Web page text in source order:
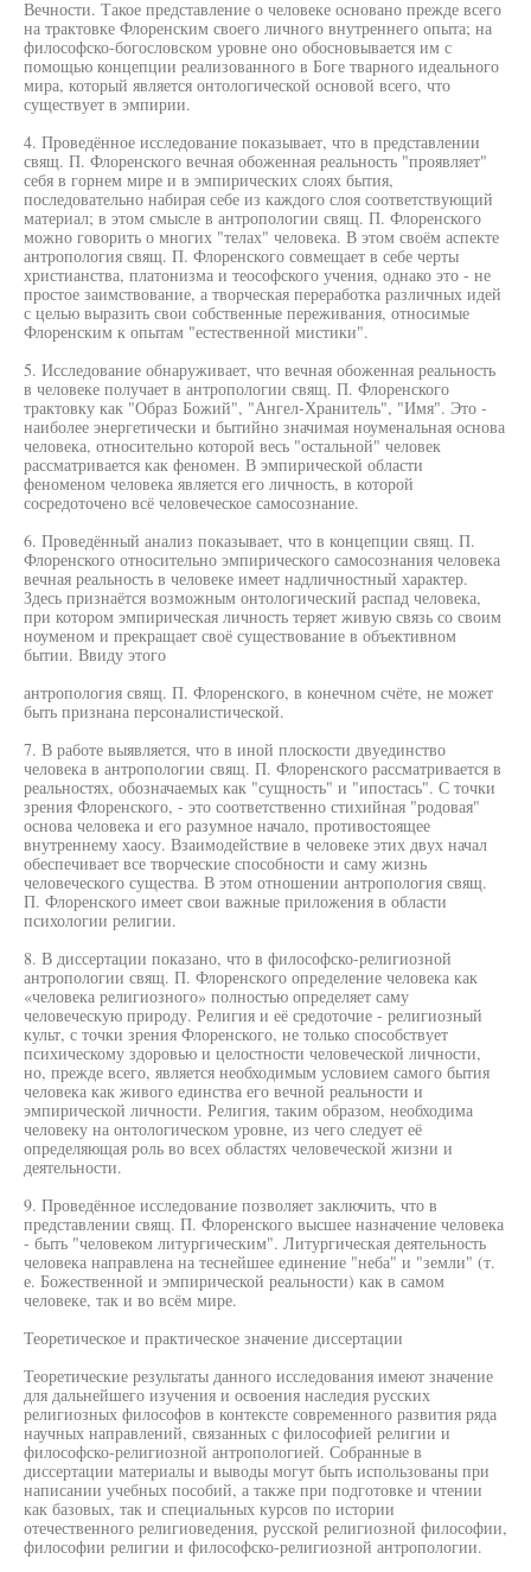
Вечности. Такое представление о человеке основано прежде всего
на трактовке Флоренским своего личного внутреннего опыта; на
философско-богословском уровне оно обосновывается им с
помощью концепции реализованного в Боге тварного идеального
мира, который является онтологической основой всего, что
существует в эмпирии.
4. Проведённое исследование показывает, что в представлении
свящ. П. Флоренского вечная обоженная реальность "проявляет"
себя в горнем мире и в эмпирических слоях бытия,
последовательно набирая себе из каждого слоя соответствующий
материал; в этом смысле в антропологии свящ. П. Флоренского
можно говорить о многих "телах" человека. В этом своём аспекте
антропология свящ. П. Флоренского совмещает в себе черты
христианства, платонизма и теософского учения, однако это - не
простое заимствование, а творческая переработка различных идей
с целью выразить свои собственные переживания, относимые
Флоренским к опытам "естественной мистики".
5. Исследование обнаруживает, что вечная обоженная реальность
в человеке получает в антропологии свящ. П. Флоренского
трактовку как "Образ Божий", "Ангел-Хранитель", "Имя". Это -
наиболее энергетически и бытийно значимая ноуменальная основа
человека, относительно которой весь "остальной" человек
рассматривается как феномен. В эмпирической области
феноменом человека является его личность, в которой
сосредоточено всё человеческое самосознание.
6. Проведённый анализ показывает, что в концепции свящ. П.
Флоренского относительно эмпирического самосознания человека
вечная реальность в человеке имеет надличностный характер.
Здесь признаётся возможным онтологический распад человека,
при котором эмпирическая личность теряет живую связь со своим
ноуменом и прекращает своё существование в объективном
бытии. Ввиду этого
антропология свящ. П. Флоренского, в конечном счёте, не может
быть признана персоналистической.
7. В работе выявляется, что в иной плоскости двуединство
человека в антропологии свящ. П. Флоренского рассматривается в
реальностях, обозначаемых как "сущность" и "ипостась". С точки
зрения Флоренского, - это соответственно стихийная "родовая"
основа человека и его разумное начало, противостоящее
внутреннему хаосу. Взаимодействие в человеке этих двух начал
обеспечивает все творческие способности и саму жизнь
человеческого существа. В этом отношении антропология свящ.
П. Флоренского имеет свои важные приложения в области
психологии религии.
8. В диссертации показано, что в философско-религиозной
антропологии свящ. П. Флоренского определение человека как
«человека религиозного» полностью определяет саму
человеческую природу. Религия и её средоточие - религиозный
культ, с точки зрения Флоренского, не только способствует
психическому здоровью и целостности человеческой личности,
но, прежде всего, является необходимым условием самого бытия
человека как живого единства его вечной реальности и
эмпирической личности. Религия, таким образом, необходима
человеку на онтологическом уровне, из чего следует её
определяющая роль во всех областях человеческой жизни и
деятельности.
9. Проведённое исследование позволяет заключить, что в
представлении свящ. П. Флоренского высшее назначение человека
- быть "человеком литургическим". Литургическая деятельность
человека направлена на теснейшее единение "неба" и "земли" (т.
е. Божественной и эмпирической реальности) как в самом
человеке, так и во всём мире.
Теоретическое и практическое значение диссертации
Теоретические результаты данного исследования имеют значение
для дальнейшего изучения и освоения наследия русских
религиозных философов в контексте современного развития ряда
научных направлений, связанных с философией религии и
философско-религиозной антропологией. Собранные в
диссертации материалы и выводы могут быть использованы при
написании учебных пособий, а также при подготовке и чтении
как базовых, так и специальных курсов по истории
отечественного религиоведения, русской религиозной философии,
философии религии и философско-религиозной антропологии.